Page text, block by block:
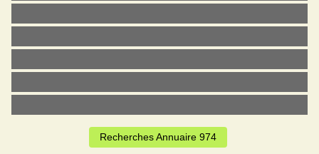
Recherches Annuaire 974